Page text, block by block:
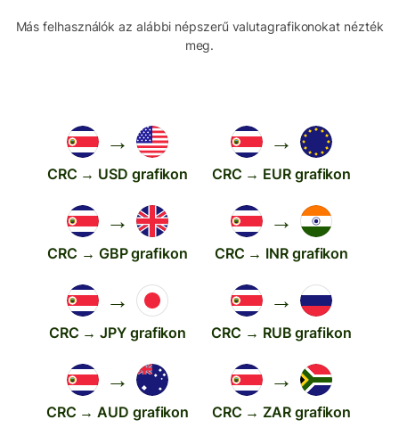
Más felhasználók az alábbi népszerű valutagrafikonokat nézték
meg.
→
CRC → USD grafikon
→
CRC → EUR grafikon
→
CRC → GBP grafikon
→
CRC → INR grafikon
→
CRC → JPY grafikon
→
CRC → RUB grafikon
→
CRC → AUD grafikon
→
CRC → ZAR grafikon